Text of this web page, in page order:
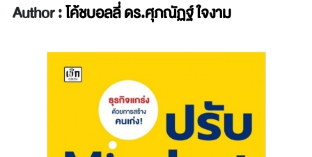
Author :โค้ชบอลลี่ ดร.ศุภณัฏฐ์ ใจงาม